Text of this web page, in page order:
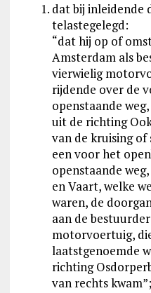
dat bij inleidende
telastegelegd:
“dat hij op of
Amsterdam als
vierwielig
rijdende over de
openstaande
uit de richting
van de kruising of
een voor het
openstaande
en Vaart, welke
waren, de
aan de
motorvoertuig,
laatstgenoemde
richting
van rechts kwam”;